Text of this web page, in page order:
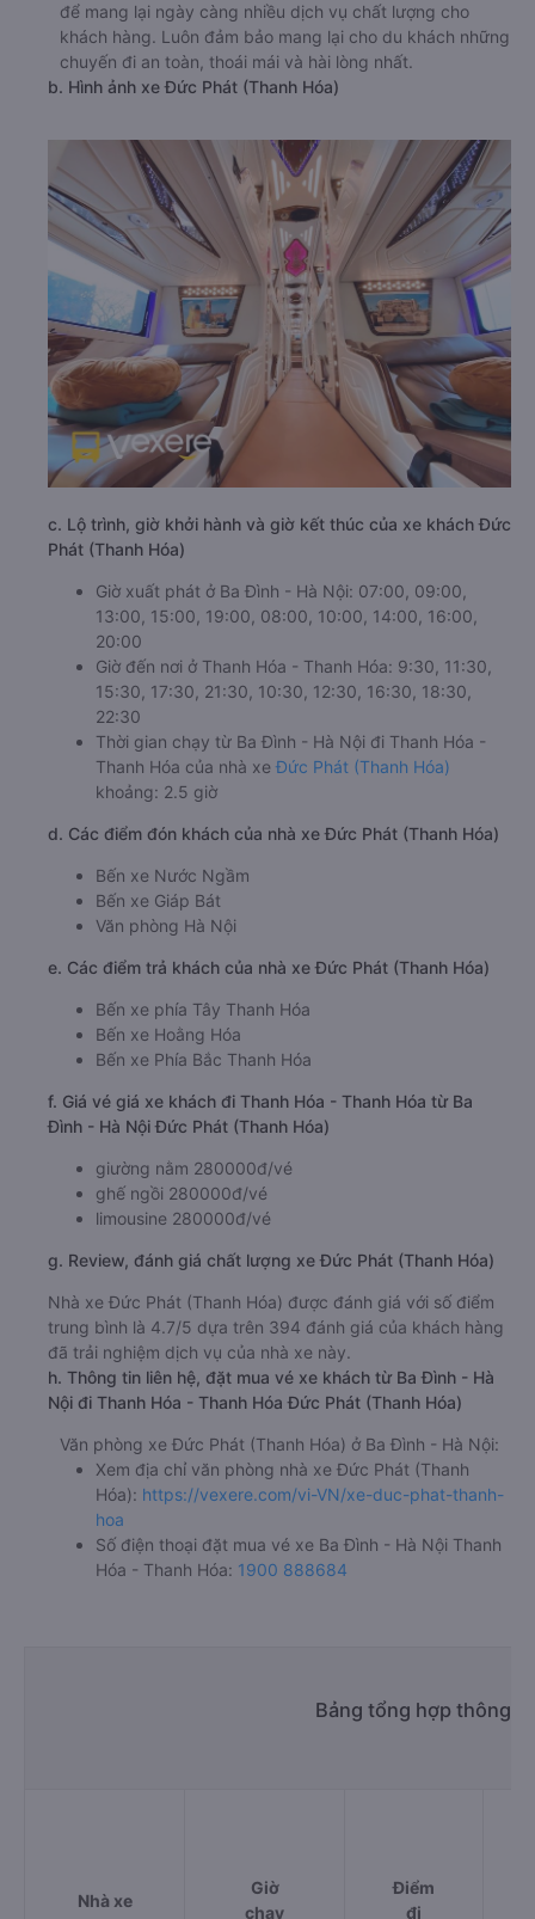
để mang lại ngày càng nhiều dịch vụ chất lượng cho
khách hàng. Luôn đảm bảo mang lại cho du khách những
chuyến đi an toàn, thoái mái và hài lòng nhất.
b. Hình ảnh xe Đức Phát (Thanh Hóa)
c. Lộ trình, giờ khởi hành và giờ kết thúc của xe khách Đức
Phát (Thanh Hóa)
Giờ xuất phát ở Ba Đình - Hà Nội: 07:00, 09:00,
13:00, 15:00, 19:00, 08:00, 10:00, 14:00, 16:00,
20:00
Giờ đến nơi ở Thanh Hóa - Thanh Hóa: 9:30, 11:30,
15:30, 17:30, 21:30, 10:30, 12:30, 16:30, 18:30,
22:30
Thời gian chạy từ Ba Đình - Hà Nội đi Thanh Hóa -
Thanh Hóa của nhà xe Đức Phát (Thanh Hóa)
khoảng: 2.5 giờ
d. Các điểm đón khách của nhà xe Đức Phát (Thanh Hóa)
Bến xe Nước Ngầm
Bến xe Giáp Bát
Văn phòng Hà Nội
e. Các điểm trả khách của nhà xe Đức Phát (Thanh Hóa)
Bến xe phía Tây Thanh Hóa
Bến xe Hoằng Hóa
Bến xe Phía Bắc Thanh Hóa
f. Giá vé giá xe khách đi Thanh Hóa - Thanh Hóa từ Ba
Đình - Hà Nội Đức Phát (Thanh Hóa)
giường nằm 280000đ/vé
ghế ngồi 280000đ/vé
limousine 280000đ/vé
g. Review, đánh giá chất lượng xe Đức Phát (Thanh Hóa)
Nhà xe Đức Phát (Thanh Hóa) được đánh giá với số điểm
trung bình là 4.7/5 dựa trên 394 đánh giá của khách hàng
đã trải nghiệm dịch vụ của nhà xe này.
h. Thông tin liên hệ, đặt mua vé xe khách từ Ba Đình - Hà
Nội đi Thanh Hóa - Thanh Hóa Đức Phát (Thanh Hóa)
Văn phòng xe Đức Phát (Thanh Hóa) ở Ba Đình - Hà Nội:
Xem địa chỉ văn phòng nhà xe Đức Phát (Thanh
Hóa): https://vexere.com/vi-VN/xe-duc-phat-thanh-
hoa
Số điện thoại đặt mua vé xe Ba Đình - Hà Nội Thanh
Hóa - Thanh Hóa: 1900 888684
Bảng tổng hợp thông
Nhà xe
Giờ
chạy
Điểm
đi